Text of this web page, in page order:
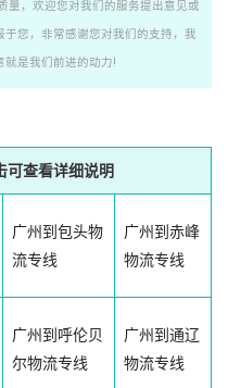
，欢迎您对我们的服务提出意见或
您，非常感谢您对我们的支持，我
就是我们前进的动力!
可查看详细说明
广州到包头物
流专线
广州到赤峰
物流专线
广州到呼伦贝
尔物流专线
广州到通辽
物流专线